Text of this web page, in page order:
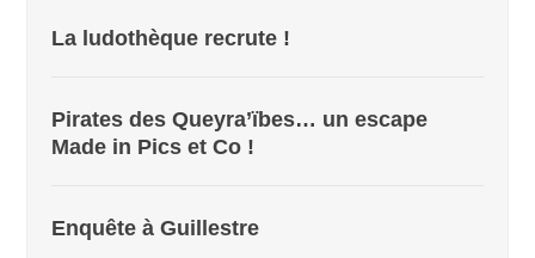
La ludothèque recrute !
Pirates des Queyra’ïbes… un escape
Made in Pics et Co !
Enquête à Guillestre